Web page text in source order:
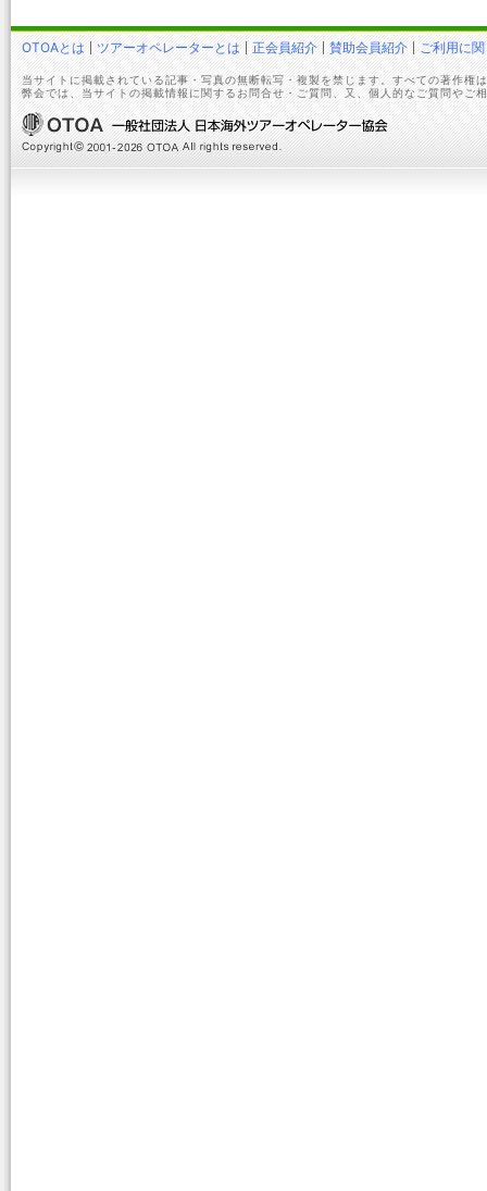
OTOAとは ツアーオペレーターとは 正会員紹介 賛助会員紹介 ご利用に
当サイトに掲載されている記事・写真の無断転写・複製を禁じます。すべての著作権
弊会では、当サイトの掲載情報に関するお問合せ・ご質問、又、個人的なご質問やご